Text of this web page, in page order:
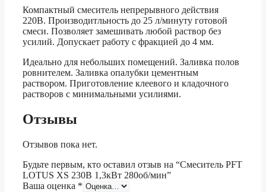
Компактный смеситель непрерывного действия
220В. Производитльность до 25 л/минуту готовой
смеси. Позволяет замешивать любой раствор без
усилий. Допускает работу с фракцией до 4 мм.
Идеально для небольших помещений. Заливка полов
ровнителем. Заливка опалубки цементным
раствором. Приготовление клеевого и кладочного
растворов с минимальными усилиями.
Отзывы
Отзывов пока нет.
Будьте первым, кто оставил отзыв на “Смеситель PFT
LOTUS XS 230В 1,3кВт 280об/мин”
Ваша оценка *